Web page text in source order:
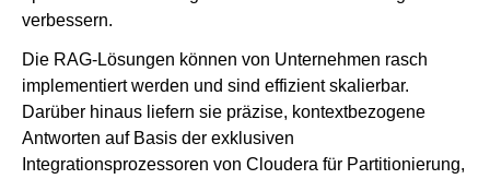
verbessern.
Die RAG-Lösungen können von Unternehmen rasch
implementiert werden und sind effizient skalierbar.
Darüber hinaus liefern sie präzise, kontextbezogene
Antworten auf Basis der exklusiven
Integrationsprozessoren von Cloudera für Partitionierung,